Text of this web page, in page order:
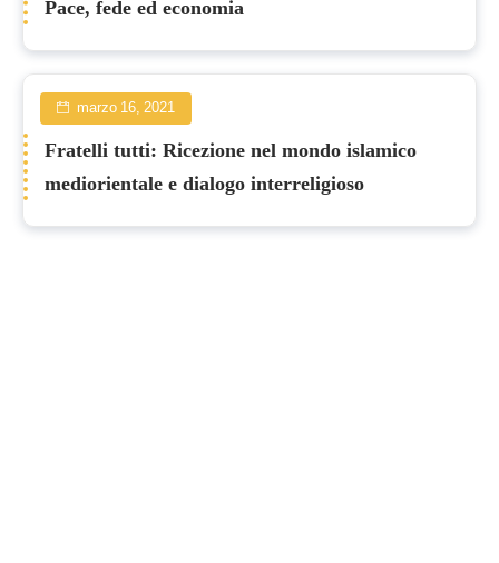
Pace, fede ed economia
marzo 16, 2021
Fratelli tutti: Ricezione nel mondo islamico
mediorientale e dialogo interreligioso